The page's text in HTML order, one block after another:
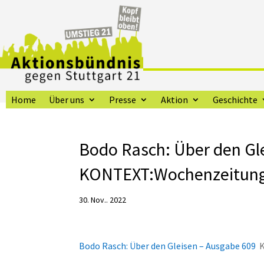
Home Über uns Presse Aktion Geschichte
Bodo Rasch: Über den
30. Nov.. 2022
Bodo Rasch: Über den Gleisen – Ausgabe 609